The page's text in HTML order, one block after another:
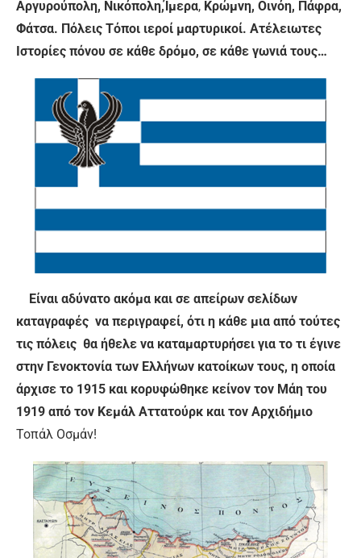
Αργυρούπολη, Νικόπολη,Ίμερα, Κρώμνη, Οινόη, Πάφρα,
Φάτσα. Πόλεις Τόποι ιεροί μαρτυρικοί. Ατέλειωτες
Ιστορίες πόνου σε κάθε δρόμο, σε κάθε γωνιά τους…
Είναι αδύνατο ακόμα και σε απείρων σελίδων
καταγραφές να περιγραφεί, ότι η κάθε μια από τούτες
τις πόλεις θα ήθελε να καταμαρτυρήσει για το τι έγινε
στην Γενοκτονία των Ελλήνων κατοίκων τους, η οποία
άρχισε το 1915 και κορυφώθηκε κείνον τον Μάη του
1919 από τον Κεμάλ Αττατούρκ και τον Αρχιδήμιο
Τοπάλ Οσμάν!